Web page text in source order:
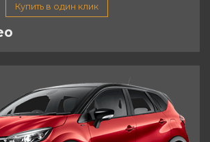
Купить в один клик